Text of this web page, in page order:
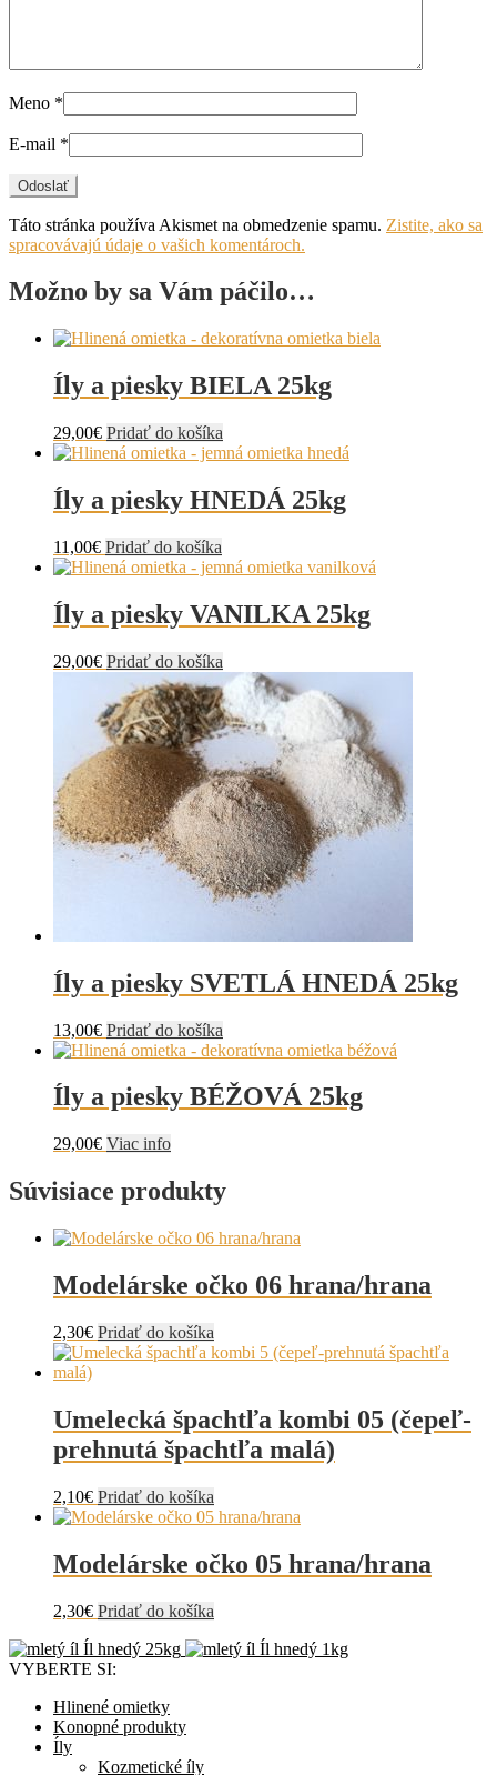
Meno *
E-mail *
Táto stránka používa Akismet na obmedzenie spamu. Zistite, ako sa
spracovávajú údaje o vašich komentároch.
Možno by sa Vám páčilo…
Íly a piesky BIELA 25kg
29,00€ Pridať do košíka
Íly a piesky HNEDÁ 25kg
11,00€ Pridať do košíka
Íly a piesky VANILKA 25kg
29,00€ Pridať do košíka
Íly a piesky SVETLÁ HNEDÁ 25kg
13,00€ Pridať do košíka
Íly a piesky BÉŽOVÁ 25kg
29,00€ Viac info
Súvisiace produkty
Modelárske očko 06 hrana/hrana
2,30€ Pridať do košíka
Umelecká špachtľa kombi 05 (čepeľ-
prehnutá špachtľa malá)
2,10€ Pridať do košíka
Modelárske očko 05 hrana/hrana
2,30€ Pridať do košíka
Íl hnedý 25kg
Íl hnedý 1kg
VYBERTE SI:
Hlinené omietky
Konopné produkty
Íly
Kozmetické íly